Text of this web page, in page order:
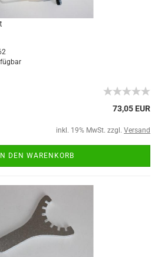
73,05 EUR
inkl. 19% MwSt. zzgl. Versand
IN DEN WARENKORB